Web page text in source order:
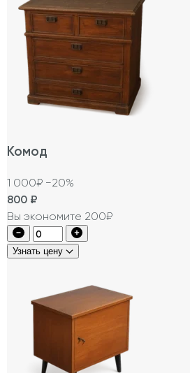
Комод
1 000₽ −20%
800 ₽
Вы экономите 200₽
Узнать цену